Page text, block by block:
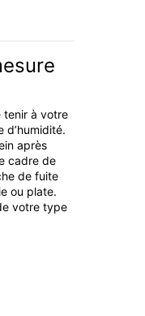
tenir à votre
d’humidité.
après
cadre de
de fuite
ou plate.
votre type